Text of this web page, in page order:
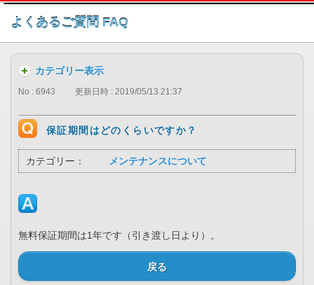
このページの本文へ
よくあるご質問 FAQ
カテゴリー表示
No : 6943 更新日時 : 2019/05/13 21:37
保証期間はどのくらいですか？
カテゴリー： メンテナンスについて
無料保証期間は1年です（引き渡し日より）。
戻る